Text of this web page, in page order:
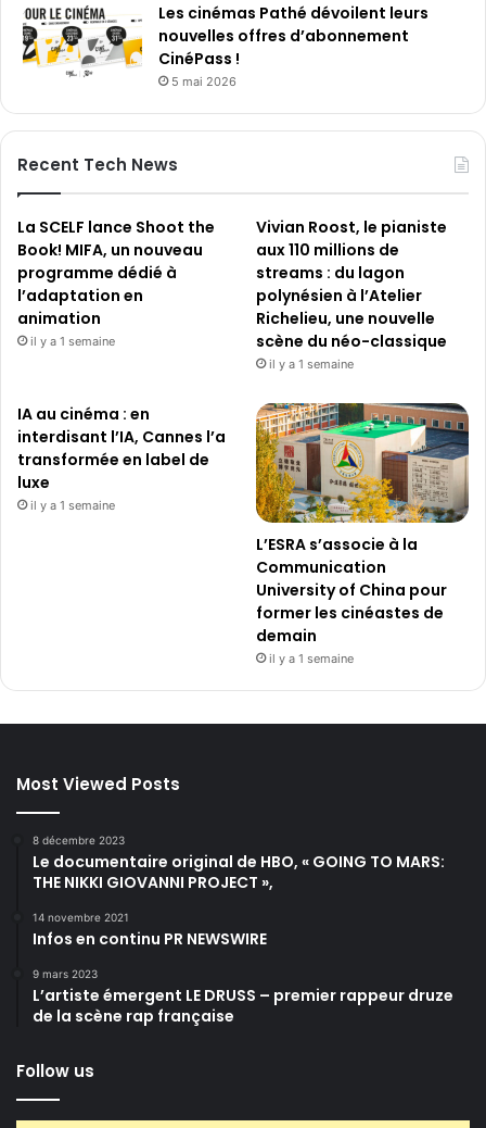
Les cinémas Pathé dévoilent leurs
nouvelles offres d’abonnement
CinéPass !
5 mai 2026
Recent Tech News
La SCELF lance Shoot the
Book! MIFA, un nouveau
programme dédié à
l’adaptation en
animation
il y a 1 semaine
Vivian Roost, le pianiste
aux 110 millions de
streams : du lagon
polynésien à l’Atelier
Richelieu, une nouvelle
scène du néo-classique
il y a 1 semaine
IA au cinéma : en
interdisant l’IA, Cannes l’a
transformée en label de
luxe
il y a 1 semaine
L’ESRA s’associe à la
Communication
University of China pour
former les cinéastes de
demain
il y a 1 semaine
Most Viewed Posts
8 décembre 2023
Le documentaire original de HBO, « GOING TO MARS:
THE NIKKI GIOVANNI PROJECT »,
14 novembre 2021
Infos en continu PR NEWSWIRE
9 mars 2023
L’artiste émergent LE DRUSS – premier rappeur druze
de la scène rap française
Follow us